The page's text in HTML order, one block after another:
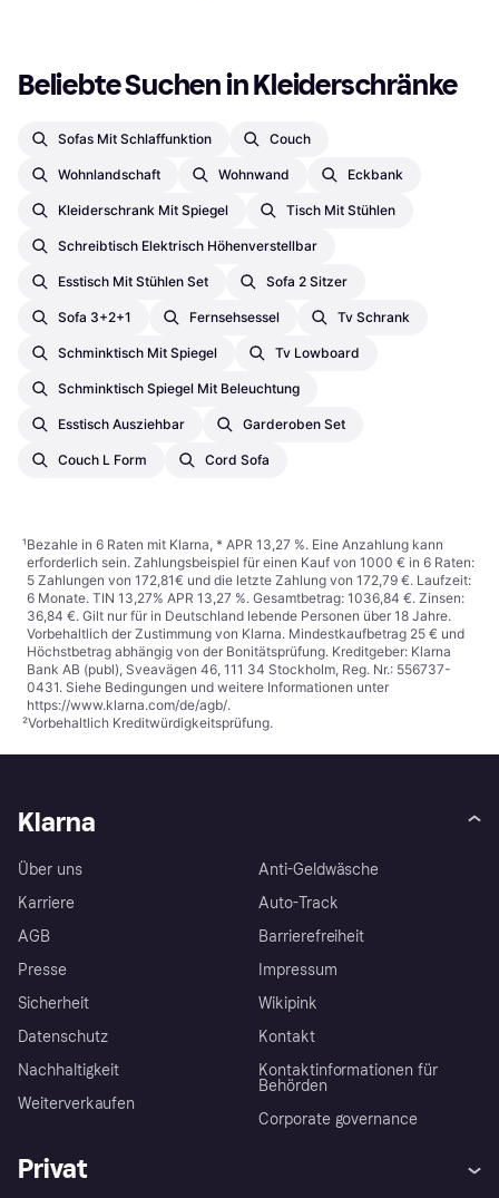
Beliebte Suchen in Kleiderschränke
Sofas Mit Schlaffunktion Couch
Wohnlandschaft Wohnwand Eckbank
Kleiderschrank Mit Spiegel Tisch Mit Stühlen
Schreibtisch Elektrisch Höhenverstellbar
Esstisch Mit Stühlen Set Sofa 2 Sitzer
Sofa 3+2+1 Fernsehsessel Tv Schrank
Schminktisch Mit Spiegel Tv Lowboard
Schminktisch Spiegel Mit Beleuchtung
Esstisch Ausziehbar Garderoben Set
Couch L Form Cord Sofa
¹Bezahle in 6 Raten mit Klarna, * APR 13,27 %. Eine Anzahlung kann
erforderlich sein. Zahlungsbeispiel für einen Kauf von 1000 € in 6 Raten:
5 Zahlungen von 172,81€ und die letzte Zahlung von 172,79 €. Laufzeit:
6 Monate. TIN 13,27% APR 13,27 %. Gesamtbetrag: 1036,84 €. Zinsen:
36,84 €. Gilt nur für in Deutschland lebende Personen über 18 Jahre.
Vorbehaltlich der Zustimmung von Klarna. Mindestkaufbetrag 25 € und
Höchstbetrag abhängig von der Bonitätsprüfung. Kreditgeber: Klarna
Bank AB (publ), Sveavägen 46, 111 34 Stockholm, Reg. Nr.: 556737-
0431. Siehe Bedingungen und weitere Informationen unter
https://www.klarna.com/de/agb/.
²Vorbehaltlich Kreditwürdigkeitsprüfung.
Klarna
Über uns
Karriere
AGB
Presse
Sicherheit
Datenschutz
Nachhaltigkeit
Weiterverkaufen
Anti-Geldwäsche
Auto-Track
Barrierefreiheit
Impressum
Wikipink
Kontakt
Kontaktinformationen für
Behörden
Corporate governance
Privat